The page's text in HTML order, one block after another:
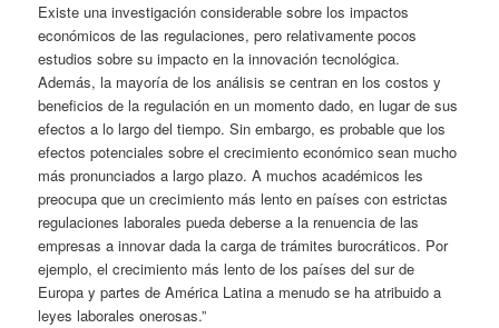
Existe una investigación considerable sobre los impactos
económicos de las regulaciones, pero relativamente pocos
estudios sobre su impacto en la innovación tecnológica.
Además, la mayoría de los análisis se centran en los costos y
beneficios de la regulación en un momento dado, en lugar de sus
efectos a lo largo del tiempo. Sin embargo, es probable que los
efectos potenciales sobre el crecimiento económico sean mucho
más pronunciados a largo plazo. A muchos académicos les
preocupa que un crecimiento más lento en países con estrictas
regulaciones laborales pueda deberse a la renuencia de las
empresas a innovar dada la carga de trámites burocráticos. Por
ejemplo, el crecimiento más lento de los países del sur de
Europa y partes de América Latina a menudo se ha atribuido a
leyes laborales onerosas.”